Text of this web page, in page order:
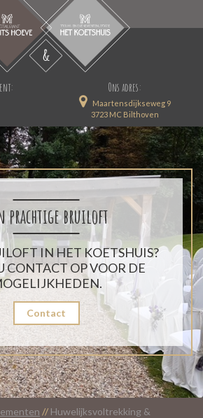
Ons adres:
Maartensdijkseweg 9
3723 MC Bilthoven
prachtige bruiloft
IN HET KOETSHUIS?
CONTACT OP VOOR DE
Contact
// Huwelijksvoltrekking &